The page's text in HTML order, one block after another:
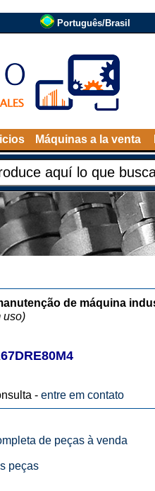
Português/Brasil
Máquinas a la venta
de máquina
uso)
- entre em contato
de peças à venda
peças